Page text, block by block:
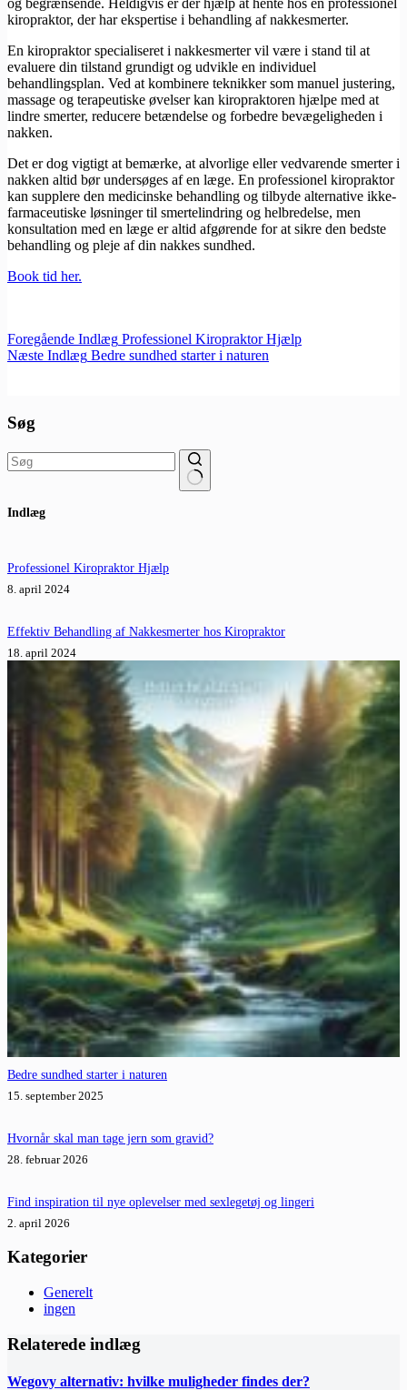
kiropraktor, der har ekspertise i behandling af nakkesmerter.
En kiropraktor specialiseret i nakkesmerter vil være i stand til at
evaluere din tilstand grundigt og udvikle en individuel
behandlingsplan. Ved at kombinere teknikker som manuel justering,
massage og terapeutiske øvelser kan kiropraktoren hjælpe med at
lindre smerter, reducere betændelse og forbedre bevægeligheden i
nakken.
Det er dog vigtigt at bemærke, at alvorlige eller vedvarende smerter i
nakken altid bør undersøges af en læge. En professionel kiropraktor
kan supplere den medicinske behandling og tilbyde alternative ikke-
farmaceutiske løsninger til smertelindring og helbredelse, men
konsultation med en læge er altid afgørende for at sikre den bedste
behandling og pleje af din nakkes sundhed.
Book tid her.
Foregående Indlæg Professionel Kiropraktor Hjælp
Næste Indlæg Bedre sundhed starter i naturen
Søg
resultater
Indlæg
Professionel Kiropraktor Hjælp
8. april 2024
Effektiv Behandling af Nakkesmerter hos Kiropraktor
18. april 2024
Bedre sundhed starter i naturen
15. september 2025
Hvornår skal man tage jern som gravid?
28. februar 2026
Find inspiration til nye oplevelser med sexlegetøj og lingeri
2. april 2026
Kategorier
Generelt
ingen
Relaterede indlæg
Wegovy alternativ: hvilke muligheder findes der?